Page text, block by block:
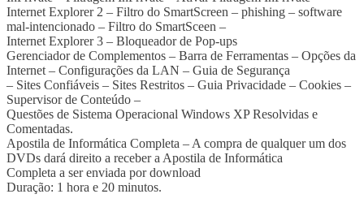
Internet Explorer 2 – Filtro do SmartScreen – phishing – software
mal-intencionado – Filtro do SmartSceen –
Internet Explorer 3 – Bloqueador de Pop-ups
Gerenciador de Complementos – Barra de Ferramentas – Opções da
Internet – Configurações da LAN – Guia de Segurança
– Sites Confiáveis – Sites Restritos – Guia Privacidade – Cookies –
Supervisor de Conteúdo –
Questões de Sistema Operacional Windows XP Resolvidas e
Comentadas.
Apostila de Informática Completa – A compra de qualquer um dos
DVDs dará direito a receber a Apostila de Informática
Completa a ser enviada por download
Duração: 1 hora e 20 minutos.